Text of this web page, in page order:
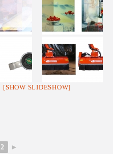
[SHOW SLIDESHOW]
2 ►